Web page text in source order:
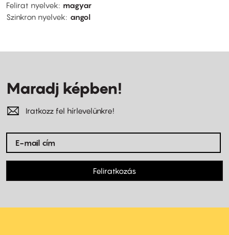
Felirat nyelvek
magyar
Szinkron nyelvek
angol
Maradj képben!
Iratkozz fel hírlevelünkre!
Feliratkozás